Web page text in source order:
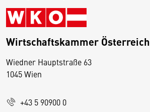
Wirtschaftskammer Österreich
Wiedner Hauptstraße 63
1045 Wien
+43 5 90900 0
D
s